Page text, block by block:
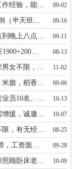
蛙十九招聘成手服务员，男女不限，有工作经验，能长期工作，服务态度良好。工资：底薪4300➕200满勤，酒水另算。联系电话：18630422327徐先生18645833155 09-02
09-16
09-11
兼职分拣工:早上6:00-12:00工资2100(底薪1900+200满勤)工作内容:分拣扫描快件全职内勤:工资3500(底薪3300+200满勤)工作内容:分拣扫描快件装卸工:工资4000(底薪3800+200满勤)工作内容:装卸快件林业局司机:B证司机工资5000(底薪4800+200满勤)要求:无重大疾病脑梗心梗心脏病等工作地点:七公里辽西物流西侧，水岸公馆南环红绿灯新峰建筑材料公司院内。联系电话:13766789712王经理15304580178 08-13
11-02
09-06
10-13
10-07
甜品店招学徒，裱花师，钟点工，年龄不限，有无经验均可，工资待遇优厚，底薪➕满勤➕提成➕工龄奖，每月两天带薪休假，非诚勿扰李15636417066 08-25
09-28
地址：伊美区天成御景园小区，招聘白班照顾卧床老人女保姆，身体健康、干净利索，每月休息2天，节假日正常休息，联系电话：13045256007球女士13045256007 10-09